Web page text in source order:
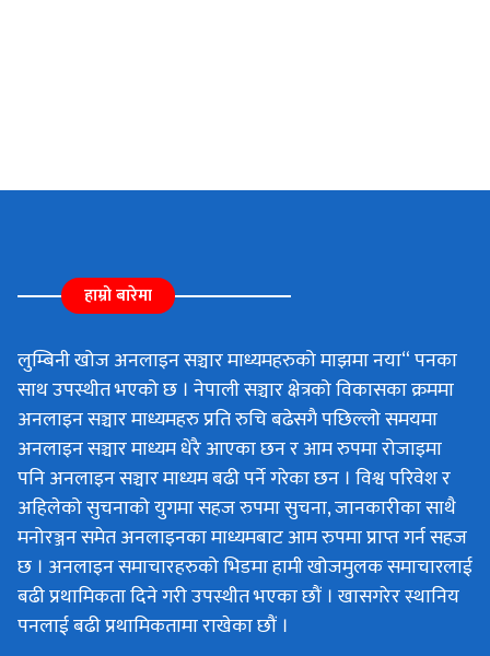
हाम्रो बारेमा
लुम्बिनी खोज अनलाइन सञ्चार माध्यमहरुको माझमा नया“ पनका
साथ उपस्थीत भएको छ । नेपाली सञ्चार क्षेत्रको विकासका क्रममा
अनलाइन सञ्चार माध्यमहरु प्रति रुचि बढेसगै पछिल्लो समयमा
अनलाइन सञ्चार माध्यम धेरै आएका छन र आम रुपमा रोजाइमा
पनि अनलाइन सञ्चार माध्यम बढी पर्ने गरेका छन । विश्व परिवेश र
अहिलेको सुचनाको युगमा सहज रुपमा सुचना, जानकारीका साथै
मनोरञ्जन समेत अनलाइनका माध्यमबाट आम रुपमा प्राप्त गर्न सहज
छ । अनलाइन समाचारहरुको भिडमा हामी खोजमुलक समाचारलाई
बढी प्रथामिकता दिने गरी उपस्थीत भएका छौं । खासगरेर स्थानिय
पनलाई बढी प्रथामिकतामा राखेका छौं ।